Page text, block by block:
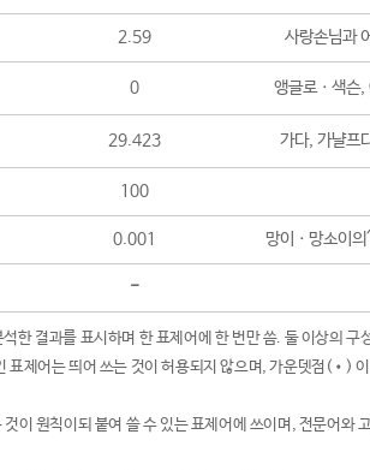
2.59 사랑손님과
0 앵글로ㆍ색슨,
29.423 가다, 가냘프
100
0.001 망이ㆍ망소이
-
결과를 표시하며 한 표제어에 한 번만 씀. 둘 이상의 구
제어는 띄어 쓰는 것이 허용되지 않으며, 가운뎃점(•) 이
이 원칙이되 붙여 쓸 수 있는 표제어에 쓰이며, 전문어와